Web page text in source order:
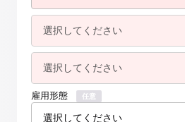
雇用形態 任意